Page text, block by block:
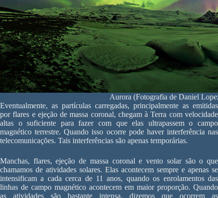
Aurora (Fotografia de Daniel
Eventualmente, as partículas carregadas, principalmente as emitidas
por flares e ejeção de massa coronal, chegam à Terra com velocidade
altas o suficiente para fazer com que elas ultrapassem o campo
magnético terrestre. Quando isso ocorre pode haver interferência nas
telecomunicações. Tais interferências são apenas temporárias.
Manchas, flares, ejeção de massa coronal e vento solar são o que
chamamos de atividades solares. Elas acontecem sempre e apenas se
intensificam a cada cerca de 11 anos, quando os enrolamentos das
linhas de campo magnético acontecem em maior proporção. Quando
as atividades são bastante intensa, dizemos que ocorrem as